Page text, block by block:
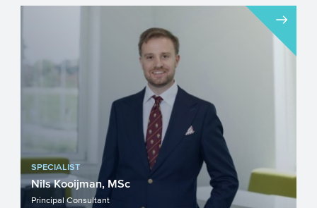
Nederland (SNN) heeft met de regeling
OP-Noord als doel om de Noordelijke...
SPECIALIST
Nils Kooijman, MSc
Principal Consultant